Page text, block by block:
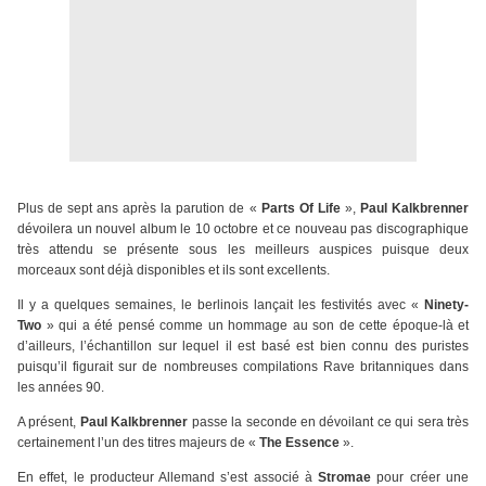
Plus de sept ans après la parution de « Parts Of Life », Paul Kalkbrenner
dévoilera un nouvel album le 10 octobre et ce nouveau pas discographique
très attendu se présente sous les meilleurs auspices puisque deux
morceaux sont déjà disponibles et ils sont excellents.
Il y a quelques semaines, le berlinois lançait les festivités avec « Ninety-
Two » qui a été pensé comme un hommage au son de cette époque-là et
d’ailleurs, l’échantillon sur lequel il est basé est bien connu des puristes
puisqu’il figurait sur de nombreuses compilations Rave britanniques dans
les années 90.
A présent, Paul Kalkbrenner passe la seconde en dévoilant ce qui sera très
certainement l’un des titres majeurs de « The Essence ».
En effet, le producteur Allemand s’est associé àStromae pour créer une